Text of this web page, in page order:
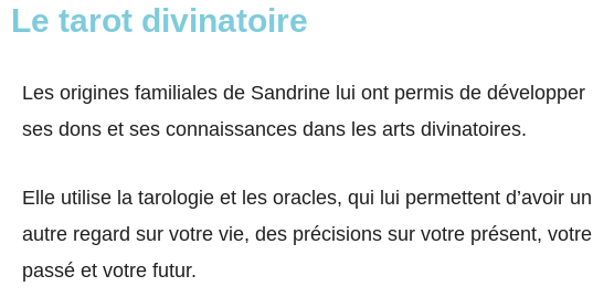
Le tarot divinatoire
Les origines familiales de Sandrine lui ont permis de développer
ses dons et ses connaissances dans les arts divinatoires.
Elle utilise la tarologie et les oracles, qui lui permettent d’avoir un
autre regard sur votre vie, des précisions sur votre présent, votre
passé et votre futur.